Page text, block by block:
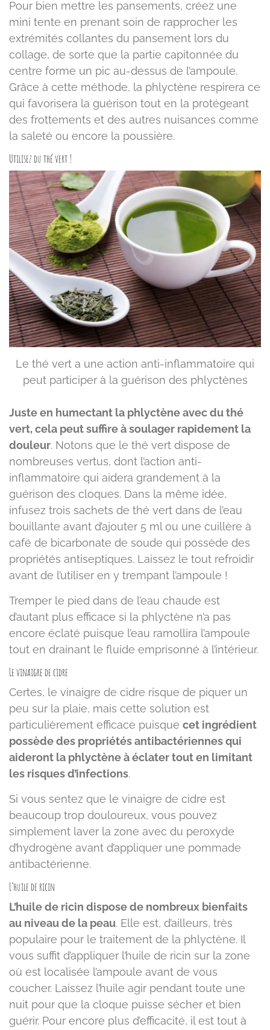
Pour bien mettre les pansements, créez une
mini tente en prenant soin de rapprocher les
extrémités collantes du pansement lors du
collage, de sorte que la partie capitonnée du
centre forme un pic au-dessus de l’ampoule.
Grâce à cette méthode, la phlyctène respirera ce
qui favorisera la guérison tout en la protégeant
des frottements et des autres nuisances comme
la saleté ou encore la poussière.
Utilisez du thé vert !
Le thé vert a une action anti-inflammatoire qui
peut participer à la guérison des phlyctènes
Juste en humectant la phlyctène avec du thé
vert, cela peut suffire à soulager rapidement la
douleur. Notons que le thé vert dispose de
nombreuses vertus, dont l’action anti-
inflammatoire qui aidera grandement à la
guérison des cloques. Dans la même idée,
infusez trois sachets de thé vert dans de l’eau
bouillante avant d’ajouter 5 ml ou une cuillère à
café de bicarbonate de soude qui possède des
propriétés antiseptiques. Laissez le tout refroidir
avant de l’utiliser en y trempant l’ampoule !
Tremper le pied dans de l’eau chaude est
d’autant plus efficace si la phlyctène n’a pas
encore éclaté puisque l’eau ramollira l’ampoule
tout en drainant le fluide emprisonné à l’intérieur.
Le vinaigre de cidre
Certes, le vinaigre de cidre risque de piquer un
peu sur la plaie, mais cette solution est
particulièrement efficace puisque cet ingrédient
possède des propriétés antibactériennes qui
aideront la phlyctène à éclater tout en limitant
les risques d’infections.
Si vous sentez que le vinaigre de cidre est
beaucoup trop douloureux, vous pouvez
simplement laver la zone avec du peroxyde
d’hydrogène avant d’appliquer une pommade
antibactérienne.
L’huile de ricin
L’huile de ricin dispose de nombreux bienfaits
au niveau de la peau. Elle est, d’ailleurs, très
populaire pour le traitement de la phlyctène. Il
vous suffit d’appliquer l’huile de ricin sur la zone
où est localisée l’ampoule avant de vous
coucher. Laissez l’huile agir pendant toute une
nuit pour que la cloque puisse sécher et bien
guérir. Pour encore plus d’efficacité, il est tout à